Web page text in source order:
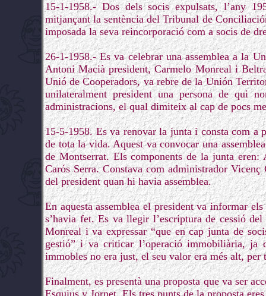
15-1-1958.- Dos dels socis expulsats, l’any
mitjançant la sentència del Tribunal de
imposada la seva reincorporació com a socis de
26-1-1958.- Es va celebrar una assemblea a la
Antoni Macià president, Carmelo Monreal i
Unió de Cooperadors, va rebre de la Unión
unilateralment president una persona de qui
administracions, el qual dimiteix al cap de pocs
15-5-1958. Es va renovar la junta i consta com a
de tota la vida. Aquest va convocar una
de Montserrat. Els components de la junta
Carós Serra. Constava com administrador
del president quan hi havia assemblea.
En aquesta assemblea el president va informar
s’havia fet. Es va llegir l’escriptura de cessió
Monreal i va expressar “que en cap junta de
gestió” i va criticar l’operació immobiliària, ja
immobles no era just, el seu valor era més alt,
Finalment, es presentà una proposta que va ser
Esquius y Jornet. Els tres punts de la proposta